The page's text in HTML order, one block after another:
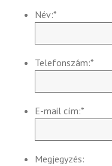
Név:*
Telefonszám:*
E-mail cím:*
Megjegyzés: